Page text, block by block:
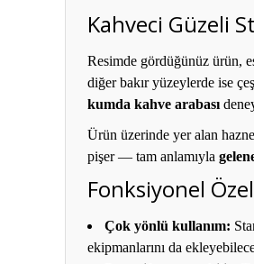
Kahveci Güzeli
Resimde gördüğünüz ürün,
diğer bakır yüzeylerde ise
kumda kahve arabası
Ürün üzerinde yer alan
pişer — tam anlamıyla
Fonksiyonel
Çok yönlü kullanım:
ekipmanlarını da